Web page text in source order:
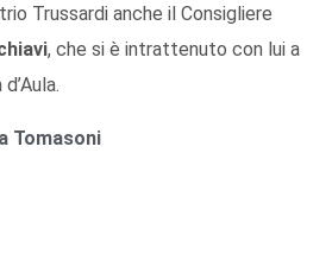
Trussardi anche il Consigliere
, che si è intrattenuto con lui a
Tomasoni